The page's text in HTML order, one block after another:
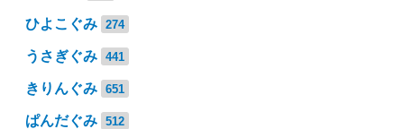
ひよこぐみ 274
うさぎぐみ 441
きりんぐみ 651
ぱんだぐみ 512